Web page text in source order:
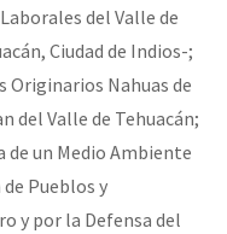
del Valle de
Ciudad de Indios-;
Originarios Nahuas de
del Valle de Tehuacán;
de un Medio Ambiente
Pueblos y
y por la Defensa del